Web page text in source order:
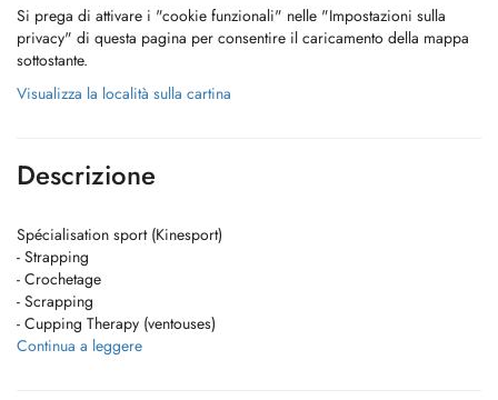
Si prega di attivare i "cookie funzionali" nelle "Impostazioni sulla
privacy" di questa pagina per consentire il caricamento della mappa
sottostante.
Visualizza la località sulla cartina
Descrizione
Spécialisation sport (Kinesport)
- Strapping
- Crochetage
- Scrapping
- Cupping Therapy (ventouses)
- Taping
Continua a leggere